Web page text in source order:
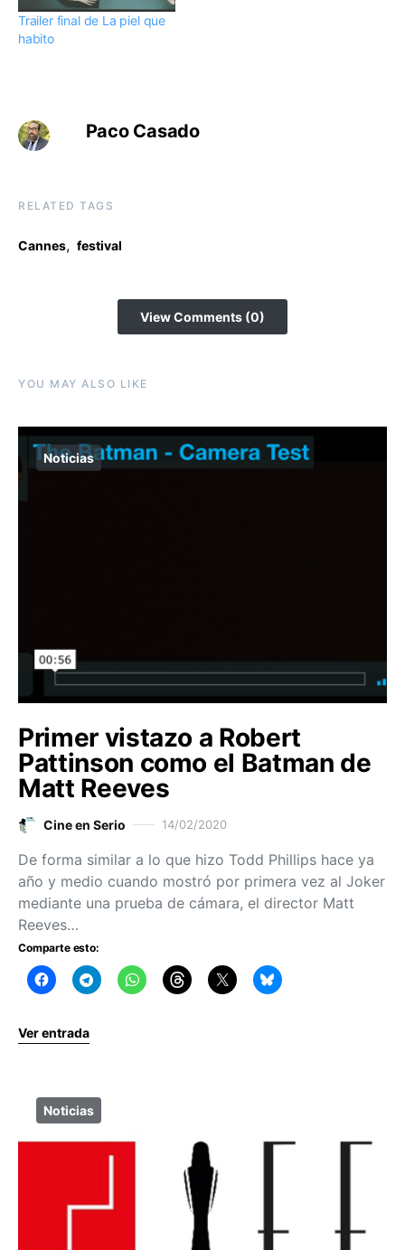
Trailer final de La piel que
habito
Paco Casado
RELATED TAGS
Cannes, festival
View Comments (0)
YOU MAY ALSO LIKE
Noticias
Primer vistazo a Robert
Pattinson como el Batman de
Matt Reeves
Cine en Serio 14/02/2020
De forma similar a lo que hizo Todd Phillips hace ya
año y medio cuando mostró por primera vez al Joker
mediante una prueba de cámara, el director Matt
Reeves…
Comparte esto:
Ver entrada
Noticias